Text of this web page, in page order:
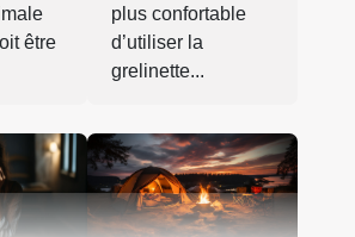
être
plus confortable
d’utiliser la
grelinette...